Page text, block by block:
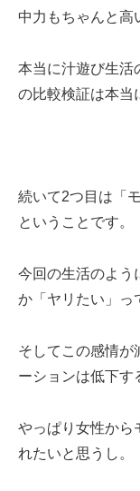
中力もちゃんと高
本当に汁遊び生活
の比較検証は本当
続いて2つ目は「
ということです。
今回の生活のよう
か「ヤリたい」っ
そしてこの感情が
ーションは低下す
やっぱり女性から
れたいと思うし。